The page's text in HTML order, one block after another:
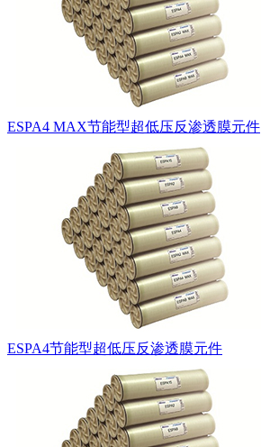
ESPA4 MAX节能型超低压反渗透膜元件
ESPA4节能型超低压反渗透膜元件